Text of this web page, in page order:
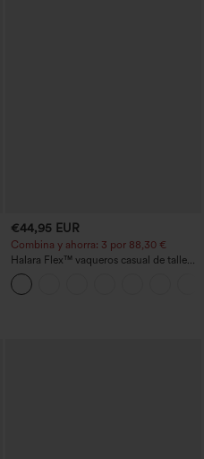
€44,95 EUR
Combina y ahorra: 3 por 88,30 €
Halara Flex™ vaqueros casual de talle
alto con bolsillos, estilo baggy de pierna
ancha, efecto lavado